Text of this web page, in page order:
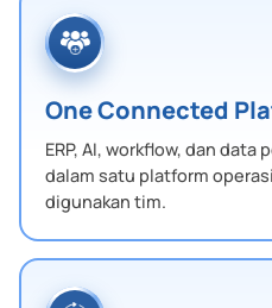
One Connected
ERP, AI, workflow, dan
dalam satu platform
digunakan tim.